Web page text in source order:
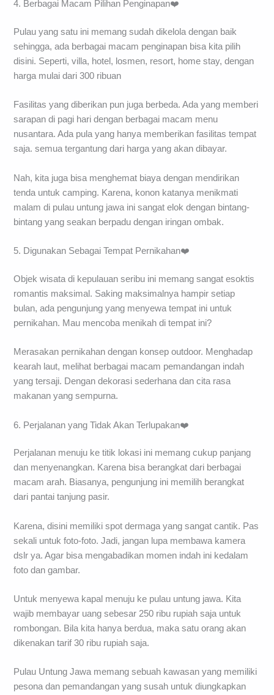
4. Berbagai Macam Pilihan Penginapan❤️
Pulau yang satu ini memang sudah dikelola dengan baik
sehingga, ada berbagai macam penginapan bisa kita pilih
disini. Seperti, villa, hotel, losmen, resort, home stay, dengan
harga mulai dari 300 ribuan
Fasilitas yang diberikan pun juga berbeda. Ada yang memberi
sarapan di pagi hari dengan berbagai macam menu
nusantara. Ada pula yang hanya memberikan fasilitas tempat
saja. semua tergantung dari harga yang akan dibayar.
Nah, kita juga bisa menghemat biaya dengan mendirikan
tenda untuk camping. Karena, konon katanya menikmati
malam di pulau untung jawa ini sangat elok dengan bintang-
bintang yang seakan berpadu dengan iringan ombak.
5. Digunakan Sebagai Tempat Pernikahan❤️
Objek wisata di kepulauan seribu ini memang sangat esoktis
romantis maksimal. Saking maksimalnya hampir setiap
bulan, ada pengunjung yang menyewa tempat ini untuk
pernikahan. Mau mencoba menikah di tempat ini?
Merasakan pernikahan dengan konsep outdoor. Menghadap
kearah laut, melihat berbagai macam pemandangan indah
yang tersaji. Dengan dekorasi sederhana dan cita rasa
makanan yang sempurna.
6. Perjalanan yang Tidak Akan Terlupakan❤️
Perjalanan menuju ke titik lokasi ini memang cukup panjang
dan menyenangkan. Karena bisa berangkat dari berbagai
macam arah. Biasanya, pengunjung ini memilih berangkat
dari pantai tanjung pasir.
Karena, disini memiliki spot dermaga yang sangat cantik. Pas
sekali untuk foto-foto. Jadi, jangan lupa membawa kamera
dslr ya. Agar bisa mengabadikan momen indah ini kedalam
foto dan gambar.
Untuk menyewa kapal menuju ke pulau untung jawa. Kita
wajib membayar uang sebesar 250 ribu rupiah saja untuk
rombongan. Bila kita hanya berdua, maka satu orang akan
dikenakan tarif 30 ribu rupiah saja.
Pulau Untung Jawa memang sebuah kawasan yang memiliki
pesona dan pemandangan yang susah untuk diungkapkan